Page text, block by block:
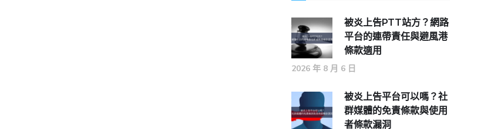
被炎上告PTT站方？網路
平台的連帶責任與避風港
條款適用
2026 年 8 月 6 日
被炎上告平台可以嗎？社
群媒體的免責條款與使用
者條款漏洞